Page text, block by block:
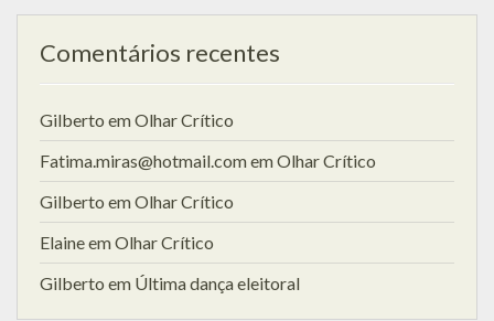
Comentários recentes
Gilberto emOlhar Crítico
Fatima.miras@hotmail.comemOlhar Crítico
Gilberto emOlhar Crítico
ElaineemOlhar Crítico
Gilberto em Última dança eleitoral